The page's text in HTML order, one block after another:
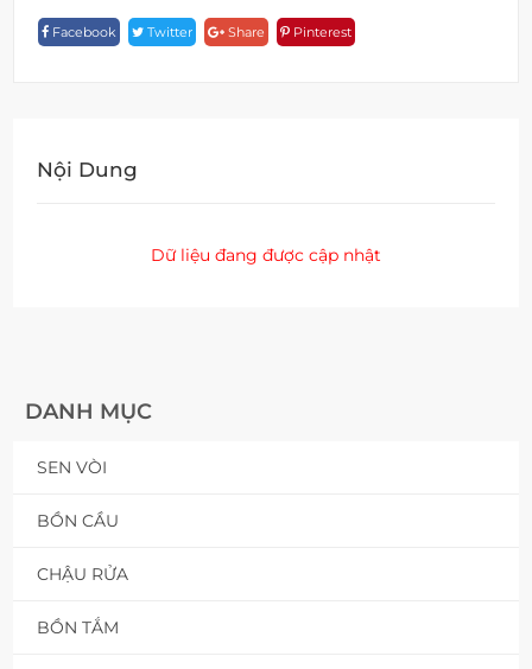
DANH MỤC
SEN VÒI
BỒN CẦU
CHẬU RỬA
BỒN TẮM
Đỡ
A Facebook Twitter Share Pinterest
Nội Dung
Dữ liệu đang được cập nhật